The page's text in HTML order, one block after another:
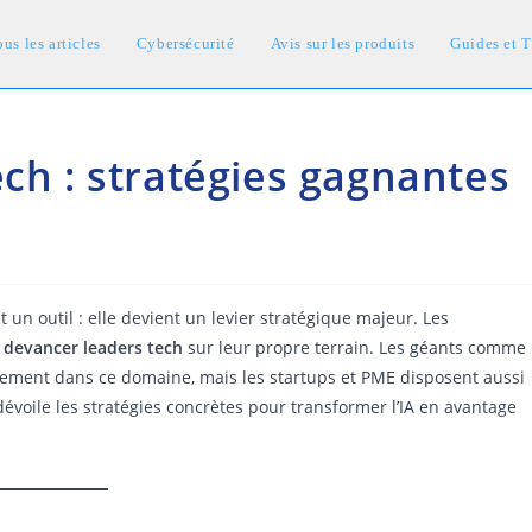
les articles Cybersécurité Avis sur les produits Guides et
: stratégies gagnantes
un outil : elle devient un levier stratégique majeur. Les
devancer leaders tech sur leur propre terrain. Les géants comme
dans ce domaine, mais les startups et PME disposent aussi
les stratégies concrètes pour transformer l’IA en avantage